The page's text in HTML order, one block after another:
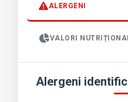
ALERGENI
VALORI
Alergeni